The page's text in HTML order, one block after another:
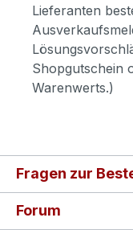
Lieferanten
Shopgutschein
Warenwerts.)
Fragen zur
Forum